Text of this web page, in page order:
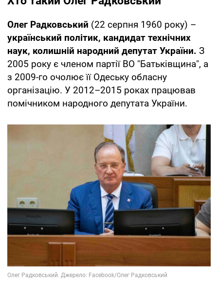
Олег Радковський (22 серпня 1960 року) –
український політик, кандидат технічних
наук, колишній народний депутат України. З
2005 року є членом партії ВО "Батьківщина", а
з 2009-го очолює її Одеську обласну
організацію. У 2012–2015 роках працював
помічником народного депутата України.